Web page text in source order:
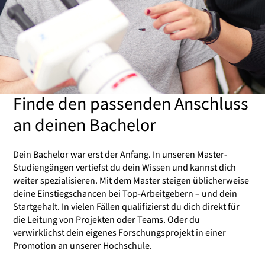
Finde den passenden Anschluss
an deinen Bachelor
Dein Bachelor war erst der Anfang. In unseren Master-
Studiengängen vertiefst du dein Wissen und kannst dich
weiter spezialisieren. Mit dem Master steigen üblicherweise
deine Einstiegschancen bei Top-Arbeitgebern – und dein
Startgehalt. In vielen Fällen qualifizierst du dich direkt für
die Leitung von Projekten oder Teams. Oder du
verwirklichst dein eigenes Forschungsprojekt in einer
Promotion an unserer Hochschule.